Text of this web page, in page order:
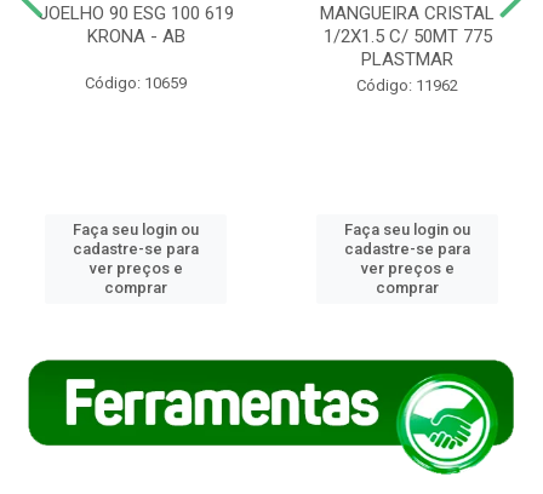
JOELHO 90 ESG 100 619
KRONA - AB
Código: 10659
Faça seu login ou
cadastre-se para
ver preços e
comprar
MANGUEIRA CRISTAL
1/2X1.5 C/ 50MT 775
PLASTMAR
Código: 11962
Faça seu login ou
cadastre-se para
ver preços e
comprar